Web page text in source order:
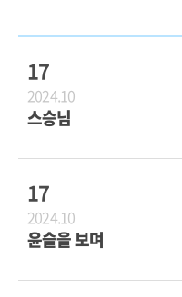
17
2024.10
스승님
17
2024.10
윤슬을 보며